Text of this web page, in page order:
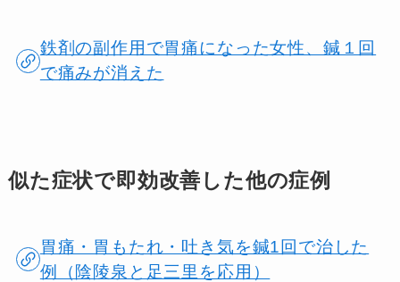
鉄剤の副作用で胃痛になった女性、鍼１回
で痛みが消えた
似た症状で即効改善した他の症例
胃痛・胃もたれ・吐き気を鍼1回で治した
例（陰陵泉と足三里を応用）